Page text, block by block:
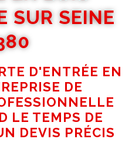
SUR SEINE
D'ENTRÉE EN
DE
LE TEMPS DE
DEVIS PRÉCIS